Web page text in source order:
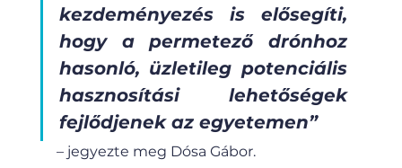
kezdeményezés is elősegíti,
hogy a permetező drónhoz
hasonló, üzletileg potenciális
hasznosítási lehetőségek
fejlődjenek az egyetemen”
– jegyezte meg Dósa Gábor.